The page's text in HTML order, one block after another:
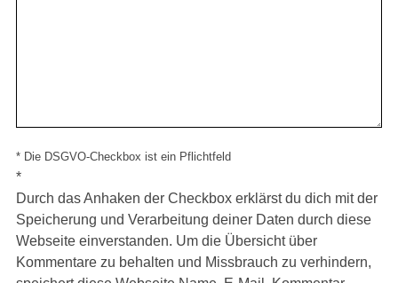
* Die DSGVO-Checkbox ist ein Pflichtfeld
*
Durch das Anhaken der Checkbox erklärst du dich mit der
Speicherung und Verarbeitung deiner Daten durch diese
Webseite einverstanden. Um die Übersicht über
Kommentare zu behalten und Missbrauch zu verhindern,